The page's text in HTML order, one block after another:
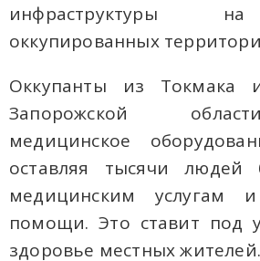
инфраструктуры
оккупированных
Оккупанты из Токмака
Запорожской
медицинское
оставляя тысячи людей
медицинским услугам
помощи. Это ставит под
здоровье местных жителей.